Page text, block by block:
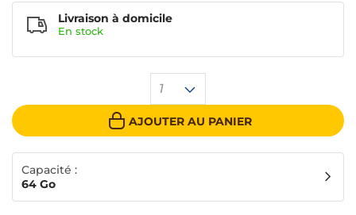
1
AJOUTER AU PANIER
Livraison à domicile
En stock
Capacité :
64 Go